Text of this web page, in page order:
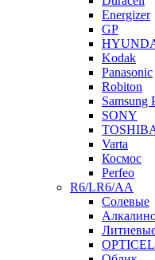
Energizer
GP
Kodak
Panasonic
Robiton
SONY
Varta
Космос
Perfeo
R6/LR6/AA
Солевые